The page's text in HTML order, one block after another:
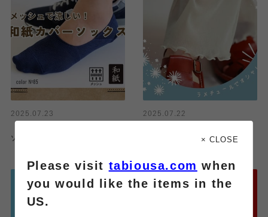
2025.07.23
ソックスのご紹介
2025.07.22
× CLOSE
Please visit tabiousa.com when
you would like the items in the
US.